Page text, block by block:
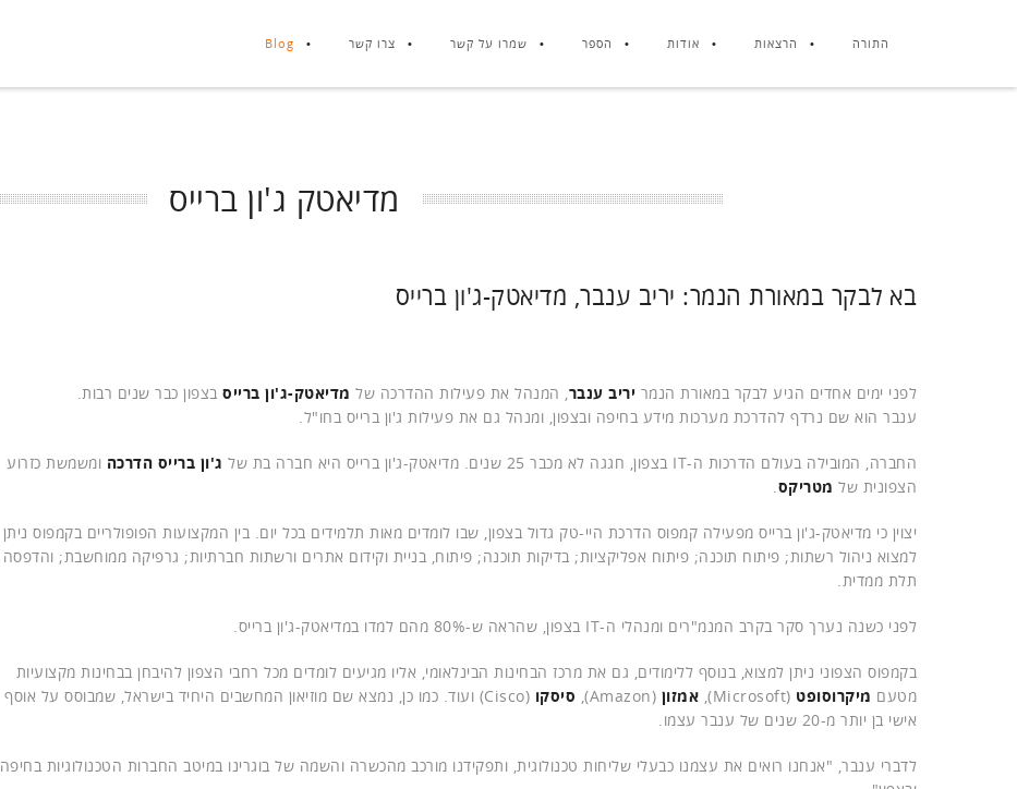
התורה הרצאות אודות הספר שמרו על קשר צרו קשר Blog
מדיאטק ג'ון ברייס
בא לבקר במאורת הנמר: יריב ענבר, מדיאטק-ג'ון ברייס
לפני ימים אחדים הגיע לבקר במאורת הנמר יריב ענבר, המנהל את פעילות ההדרכה של מדיאטק-ג'ון ברייס בצפון כבר שנים רבות.
ענבר הוא שם נרדף להדרכת מערכות מידע בחיפה ובצפון, ומנהל גם את פעילות ג'ון ברייס בחו"ל.
החברה, המובילה בעולם הדרכות ה-IT בצפון, חגגה לא מכבר 25 שנים. מדיאטק-ג'ון ברייס היא חברה בת של ג'ון ברייס הדרכה ומשמשת כזרוע
הצפונית של מטריקס.
יצוין כי מדיאטק-ג'ון ברייס מפעילה קמפוס הדרכת היי-טק גדול בצפון, שבו לומדים מאות תלמידים בכל יום. בין המקצועות הפופולריים בקמפוס ניתן
למצוא ניהול רשתות; פיתוח תוכנה; פיתוח אפליקציות; בדיקות תוכנה; פיתוח, בניית וקידום אתרים ורשתות חברתיות; גרפיקה ממוחשבת; והדפסה
תלת ממדית.
לפני כשנה נערך סקר בקרב המנמ"רים ומנהלי ה-IT בצפון, שהראה ש-80% מהם למדו במדיאטק-ג'ון ברייס.
בקמפוס הצפוני ניתן למצוא, בנוסף ללימודים, גם את מרכז הבחינות הבינלאומי, אליו מגיעים לומדים מכל רחבי הצפון להיבחן בבחינות מקצועיות
מטעם מיקרוסופט (Microsoft), אמזון (Amazon), סיסקו
(Cisco) ועוד. כמו כן, נמצא שם מוזיאון המחשבים היחיד בישראל, שמבוסס על אוסף
אישי בן יותר מ-20 שנים של ענבר עצמו.
לדברי ענבר, "אנחנו רואים את עצמנו כבעלי שליחות טכנולוגית, ותפקידנו מורכב מהכשרה והשמה של בוגרינו במיטב החברות הטכנולוגיות בחיפה